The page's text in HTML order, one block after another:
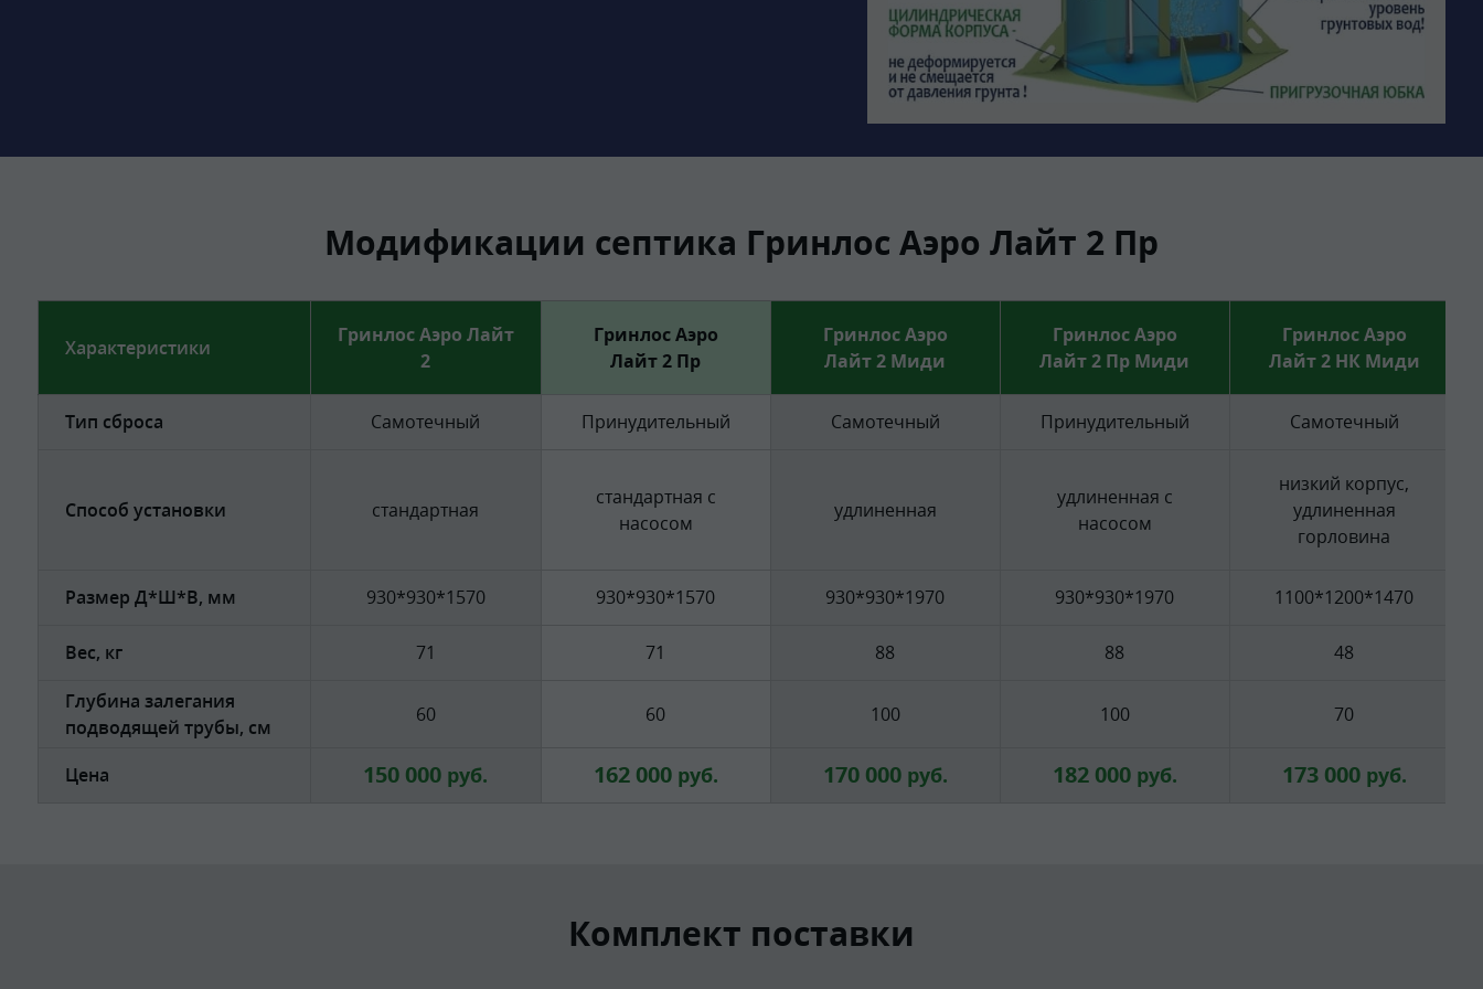
Модификации септика Гринлос Аэро Лайт 2 Пр
Характеристики
Гринлос Аэро Лайт
2
Гринлос Аэро
Лайт 2 Пр
Гринлос Аэро
Лайт 2 Миди
Гринлос Аэро
Лайт 2 Пр Миди
Гринлос Аэро
Лайт 2 НК Миди
Тип сброса Самотечный Принудительный Самотечный Принудительный Самотечный
Способ установки стандартная
стандартная с
насосом
удлиненная
удлиненная с
насосом
низкий корпус,
удлиненная
горловина
Размер Д*Ш*В, мм 930*930*1570 930*930*1570 930*930*1970 930*930*1970 1100*1200*1470
Вес, кг 71 71 88 88
48
Глубина залегания
подводящей трубы, см
60 60 100 100 70
Цена 150 000 руб. 162 000руб. 170 000руб. 182 000руб. 173 000руб.
Комплект поставки